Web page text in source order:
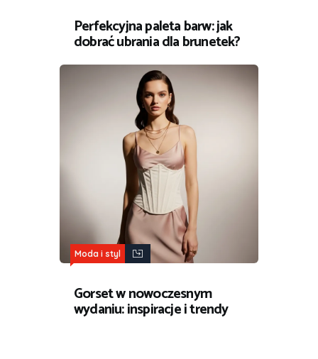
Perfekcyjna paleta barw: jak
dobrać ubrania dla brunetek?
Moda i styl
Gorset w nowoczesnym
wydaniu: inspiracje i trendy